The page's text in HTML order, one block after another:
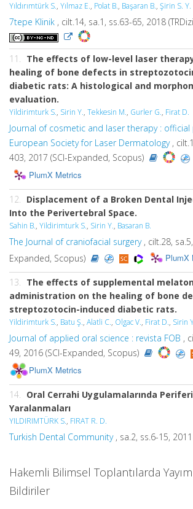
Yıldırımtürk S., Yılmaz E., Polat B., Başaran B., Şirin S. Y.
7tepe Klinik , cilt.14, sa.1, ss.63-65, 2018
11. The effects of low-level laser
healing of bone defects in
diabetic rats: A histological and
evaluation.
Yildirimturk S., Sirin Y., Tekkesin M., Gurler G., Firat D.
Journal of cosmetic and laser therapy :
European Society for Laser Dermatology,
403, 2017 (SCI-Expanded, Scopus)
PlumX Metrics
12. Displacement of a Broken Dental
Into the Perivertebral Space.
Sahin B., Yildirimturk S., Sirin Y., Basaran B.
The Journal of craniofacial surgery, cilt.28,
Expanded, Scopus)
PlumX
13. The effects of supplemental
administration on the healing of bone
streptozotocin-induced diabetic rats.
Yildirimturk S., Batu Ş., Alatli C., Olgac V., Firat D., Sirin
Journal of applied oral science : revista FOB ,
49, 2016 (SCI-Expanded, Scopus)
PlumX Metrics
14.
Oral Cerrahi Uygulamalarında
Yaralanmaları
YILDIRIMTÜRK S., FIRAT R. D.
Turkish Dental Community, sa.2, ss.6-15,
Hakemli Bilimsel Toplantılarda
Bildiriler